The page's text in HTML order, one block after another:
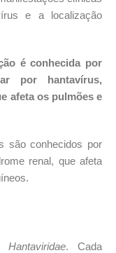
e a localização
é conhecida por
por hantavírus,
afeta os pulmões e
são conhecidos por
renal, que afeta
Hantaviridae. Cada